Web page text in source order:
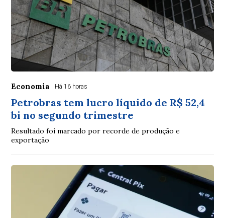
Economia Há 16 horas
Petrobras tem lucro líquido de R$ 52,4
bi no segundo trimestre
Resultado foi marcado por recorde de produção e
exportação